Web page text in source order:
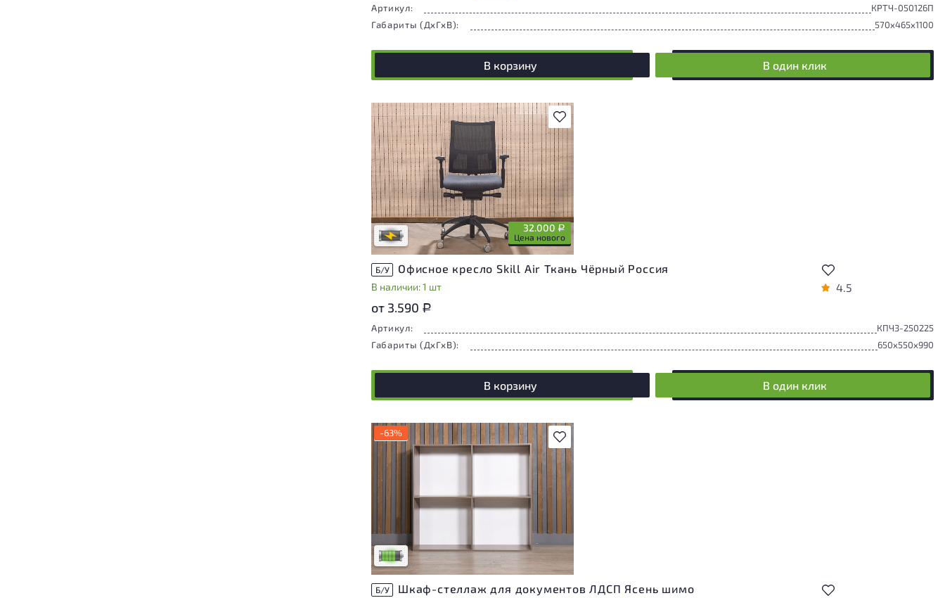
Артикул:
КРТЧ-050126П
Габариты (ДxГxВ):
570x465x1100
В корзину В один клик
В избранное
32.000 Р
Цена нового
Степень износа находится на стадии
проверки. Вы можете уточнить
дополнительную информацию у
сотрудников магазина
В обработке
Б/У Офисное кресло Skill Air Ткань Чёрный Россия
В наличии: 1 шт 4.5
от 3.590 Р
Артикул:
КПЧ3-250225
Габариты (ДxГxВ):
650x550x990
В корзину В один клик
В избранное
-63%
У товара присутствуют незначительные
удобство его использования
Низкая степень износа
Б/У Шкаф-стеллаж для документов ЛДСП Ясень шимо